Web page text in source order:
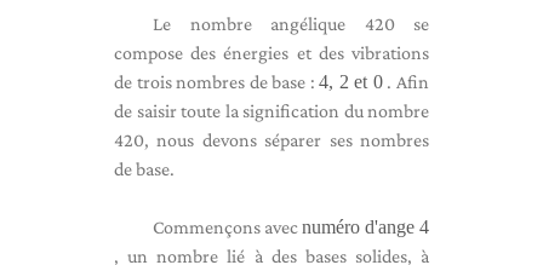
Le nombre angélique 420 se
compose des énergies et des vibrations
de trois nombres de base :4, 2 et 0. Afin
de saisir toute la signification du nombre
420, nous devons séparer ses nombres
de base.
Commençons avecnuméro d'ange 4
, un nombre lié à des bases solides, à